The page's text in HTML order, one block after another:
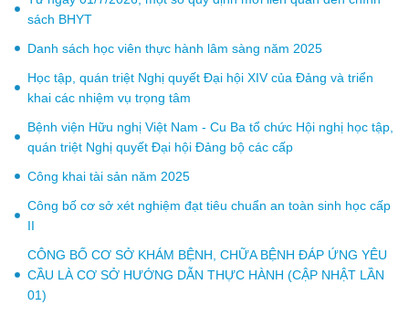
sách BHYT
Danh sách học viên thực hành lâm sàng năm 2025
Học tập, quán triệt Nghị quyết Đại hội XIV của Đảng và triển
khai các nhiệm vụ trọng tâm
Bệnh viện Hữu nghị Việt Nam - Cu Ba tổ chức Hội nghị học tập,
quán triệt Nghị quyết Đại hội Đảng bộ các cấp
Công khai tài sản năm 2025
Công bố cơ sở xét nghiệm đạt tiêu chuẩn an toàn sinh học cấp
II
CÔNG BỐ CƠ SỞ KHÁM BỆNH, CHỮA BỆNH ĐÁP ỨNG YÊU
CẦU LÀ CƠ SỞ HƯỚNG DẪN THỰC HÀNH (CẬP NHẬT LẦN
01)